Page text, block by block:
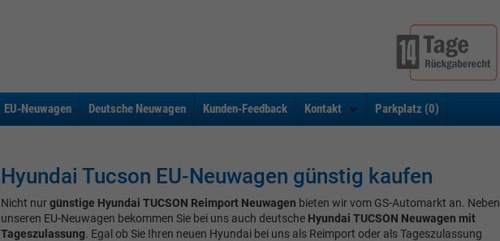
EU-Neuwagen Deutsche Neuwagen Kunden-Feedback Kontakt Parkplatz (0)
Hyundai Tucson EU-Neuwagen günstig kaufen
Nicht nurgünstige Hyundai TUCSON Reimport Neuwagen bieten wir vom GS-Automarkt an. Neben
unseren EU-Neuwagen bekommen Sie bei uns auch deutsche Hyundai TUCSON Neuwagen mit
Tageszulassung. Egal ob Sie Ihren neuen Hyundai bei uns als Reimport oder als Tageszulassung